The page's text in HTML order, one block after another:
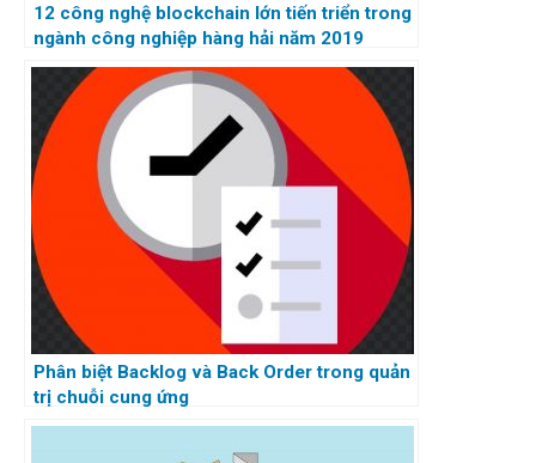
12 công nghệ blockchain lớn tiến triển trong
ngành công nghiệp hàng hải năm 2019
Phân biệt Backlog và Back Order trong quản
trị chuỗi cung ứng